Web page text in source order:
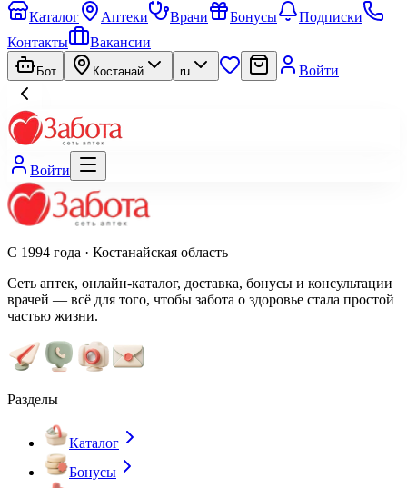
Каталог
Аптеки Врачи Бонусы
Подписки
Контакты
Вакансии
Бот Костанай ru Войти
Войти
С 1994 года · Костанайская область
Сеть аптек, онлайн-каталог, доставка, бонусы и консультации
врачей — всё для того, чтобы забота о здоровье стала простой
частью жизни.
Разделы
Каталог
Бонусы